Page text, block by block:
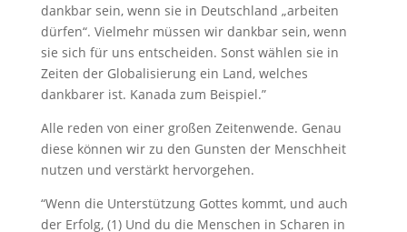
dankbar sein, wenn sie in Deutschland „arbeiten
dürfen“. Vielmehr müssen wir dankbar sein, wenn
sie sich für uns entscheiden. Sonst wählen sie in
Zeiten der Globalisierung ein Land, welches
dankbarer ist. Kanada zum Beispiel.”
Alle reden von einer großen Zeitenwende. Genau
diese können wir zu den Gunsten der Menschheit
nutzen und verstärkt hervorgehen.
“Wenn die Unterstützung Gottes kommt, und auch
der Erfolg, (1) Und du die Menschen in Scharen in